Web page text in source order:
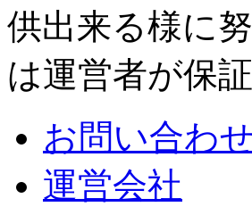
供出来る様に
は運営者が保
お問い合わ
運営会社